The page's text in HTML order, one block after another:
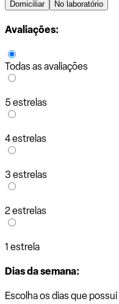
Domiciliar No laboratório
Avaliações:
Todas as avaliações
5 estrelas
4 estrelas
3 estrelas
2 estrelas
1 estrela
Dias da semana:
Escolha os dias que